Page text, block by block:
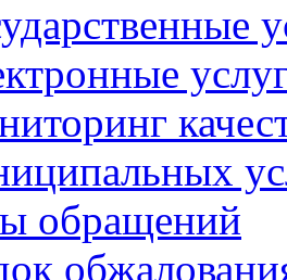
обращений